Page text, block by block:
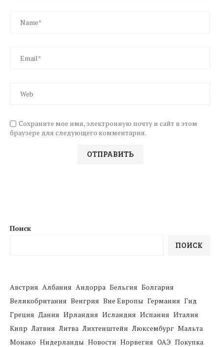
Сохраните мое имя, электронную почту и сайт в этом
браузере для следующего комментария.
Поиск
ПОИСК
Австрия Албания Андорра Бельгия Болгария
Великобритания Венгрия Вне Европы Германия Гид
Греция Дания Ирландия Исландия Испания Италия
Кипр Латвия Литва Лихтенштейн Люксембург Мальта
Монако Нидерланды Новости Норвегия ОАЭ Покупка